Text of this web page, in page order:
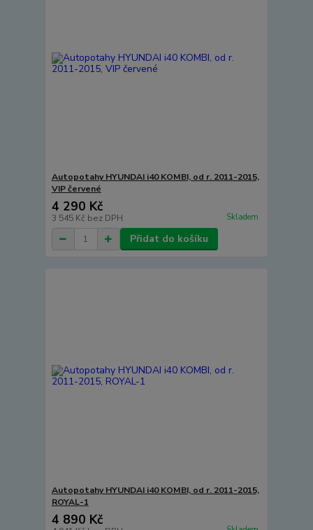
Autopotahy HYUNDAI i40 KOMBI, od r. 2011-2015,
VIP červené
4 290 Kč
3 545 Kč bez DPH Skladem
Přidat do košíku
Autopotahy HYUNDAI i40 KOMBI, od r. 2011-2015,
ROYAL-1
4 890 Kč